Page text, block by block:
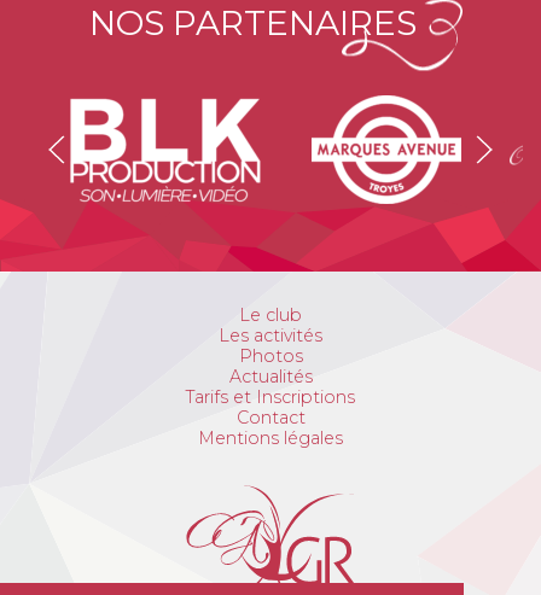
NOS PARTENAIRES
Le club
Les activités
Photos
Actualités
Tarifs et Inscriptions
Contact
Mentions légales